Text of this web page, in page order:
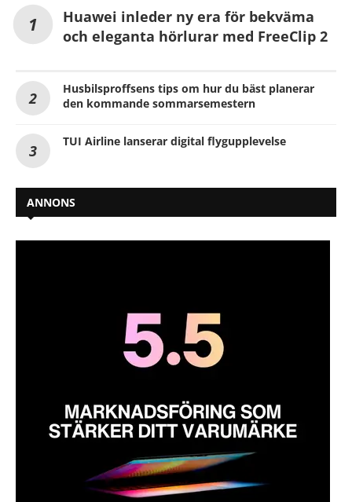
Huawei inleder ny era för bekväma
och eleganta hörlurar med FreeClip 2
Husbilsproffsens tips om hur du bäst planerar
den kommande sommarsemestern
TUI Airline lanserar digital flygupplevelse
ANNONS